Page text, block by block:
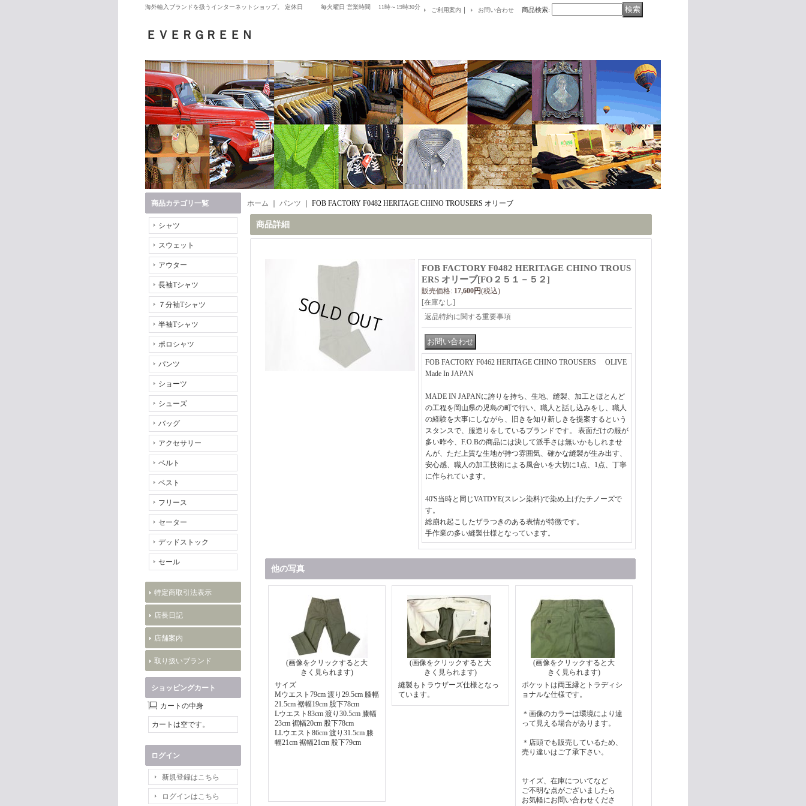
海外輸入ブランドを扱うインターネットショップ。 定休日 毎火曜日 営業時間 11時～19時30分
ＥＶＥＲＧＲＥＥＮ
ご利用案内 ｜ お問い合わせ 商品検索:
商品カテゴリ一覧
シャツ
スウェット
アウター
長袖Tシャツ
７分袖Tシャツ
半袖Tシャツ
ポロシャツ
パンツ
ショーツ
シューズ
バッグ
アクセサリー
ベルト
ベスト
フリース
セーター
デッドストック
セール
特定商取引法表示
店長日記
店舗案内
取り扱いブランド
ショッピングカート
カートの中身
カートは空です。
ログイン
新規登録はこちら
ログインはこちら
ホーム パンツ FOB FACTORY F0482 HERITAGE CHINO TROUSERS オリーブ
商品詳細
FOB FACTORY F0482 HERITAGE CHINO TROUS
ERS オリーブ[FO２５１－５２]
販売価格: 17,600円(税込)
[在庫なし]
返品特約に関する重要事項
FOB FACTORY F0462 HERITAGE CHINO TROUSERS OLIVE
Made In JAPAN
MADE IN JAPANに誇りを持ち、生地、縫製、加工とほとんど
の工程を岡山県の児島の町で行い、職人と話し込みをし、職人
の経験を大事にしながら、旧きを知り新しきを提案するという
スタンスで、服造りをしているブランドです。 表面だけの服が
多い昨今、F.O.Bの商品には決して派手さは無いかもしれませ
んが、ただ上質な生地が持つ雰囲気、確かな縫製が生み出す、
安心感、職人の加工技術による風合いを大切に1点、1点、丁寧
に作られています。
40'S当時と同じVATDYE(スレン染料)で染め上げたチノーズで
す。
総崩れ起こしたザラつきのある表情が特徴です。
手作業の多い縫製仕様となっています。
他の写真
(画像をクリックすると大
きく見られます)
サイズ
Mウエスト79cm 渡り29.5cm 膝幅
21.5cm 裾幅19cm 股下78cm
Lウエスト83cm 渡り30.5cm 膝幅
23cm 裾幅20cm 股下78cm
LLウエスト86cm 渡り31.5cm 膝
幅21cm 裾幅21cm 股下79cm
(画像をクリックすると大
きく見られます)
縫製もトラウザーズ仕様となっ
ています。
(画像をクリックすると大
きく見られます)
ポケットは両玉縁とトラディシ
ョナルな仕様です。
＊画像のカラーは環境により違
って見える場合があります。
＊店頭でも販売しているため、
売り違いはご了承下さい。
サイズ、在庫についてなど
ご不明な点がございましたら
お気軽にお問い合わせくださ